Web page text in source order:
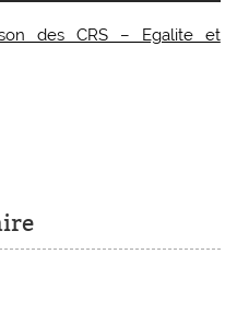
des CRS – Egalite et